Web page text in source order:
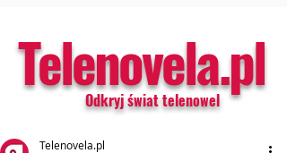
Telenovela.pl
Odkryj świat telenowel
Telenovela.pl